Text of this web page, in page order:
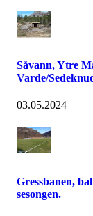
Såvann, Ytre
Varde/
03.05.2024
Gressbanen,
sesongen.